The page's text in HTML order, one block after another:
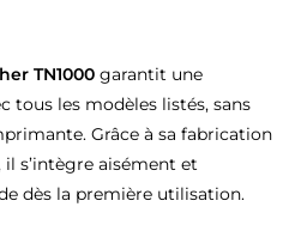
TN1000 garantit une
tous les modèles listés, sans
Grâce à sa fabrication
s’intègre aisément et
dès la première utilisation.